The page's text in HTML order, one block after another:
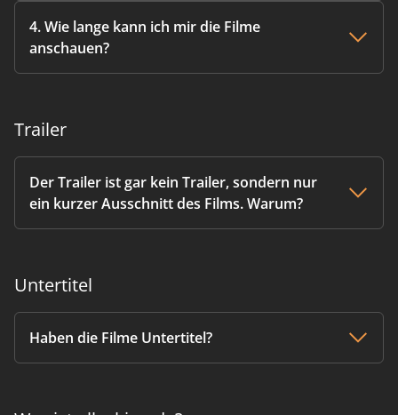
4. Wie lange kann ich mir die Filme
anschauen?
Trailer
Der Trailer ist gar kein Trailer, sondern nur
ein kurzer Ausschnitt des Films. Warum?
Untertitel
Haben die Filme Untertitel?